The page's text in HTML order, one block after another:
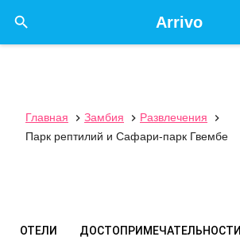
Arrivo

Главная  Замбия  Развлечения

Парк рептилий и Сафари-парк Гвембе
ОТЕЛИ ДОСТОПРИМЕЧАТЕЛЬНОСТИ